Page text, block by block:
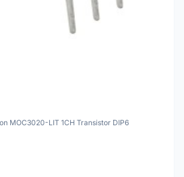
MOC3020-LIT 1CH Transistor DIP6